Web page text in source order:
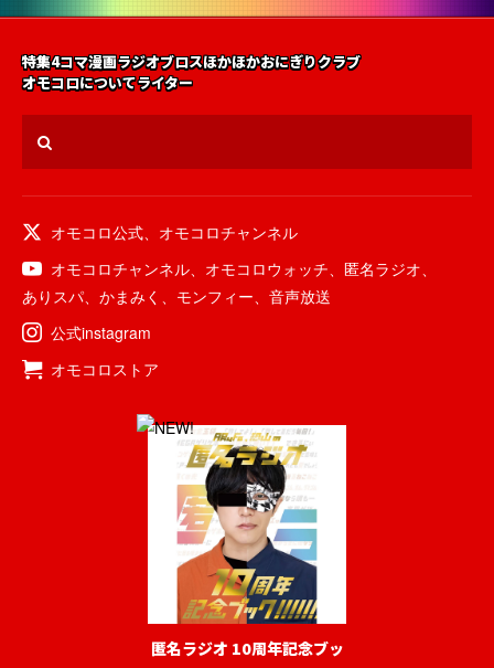
特集4コマ漫画ラジオブロスほかほかおにぎりクラブ
オモコロについてライター
オモコロ公式
オモコロチャンネル
オモコロチャンネル
オモコロウォッチ 匿名ラジオ
ありスパ
かまみく モンフィー
音声放送
公式instagram
オモコロストア
匿名ラジオ 10周年記念ブッ